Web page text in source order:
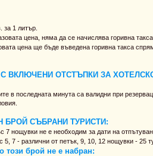
за 1 литър.
цена, няма да се начислява горивна такса.
цена ще бъде въведена горивна такса
ВКЛЮЧЕНИ ОТСТЪПКИ ЗА
в последната минута са валидни при
БРОЙ СЪБРАНИ ТУРИСТИ:
нощувки не е необходим за дати на
7 - различни от петък, 9, 10, 12 нощувки - 25
този брой не е набран: